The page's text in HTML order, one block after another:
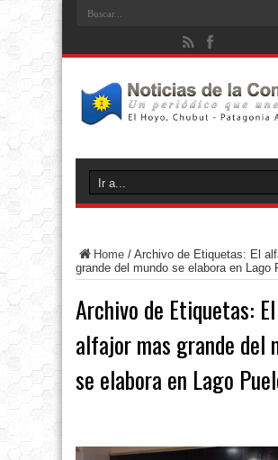
Home / Archivo de Etiquetas: El
grande del mundo se elabora en Lago
Archivo de Etiquetas: El
alfajor mas grande del
se elabora en Lago